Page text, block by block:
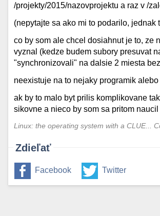
/projekty/2015/nazovprojektu a raz v /
(nepytajte sa ako mi to podarilo,
co by som ale chcel dosiahnut je to, ze
vyznal (kedze budem subory presuvat
"synchronizovali" na dalsie 2 miesta
neexistuje na to nejaky programik
ak by to malo byt prilis komplikovane
sikovne a nieco by som sa pritom
Linux: the operating system with a CLUE...
Zdieľať
Facebook Twitter